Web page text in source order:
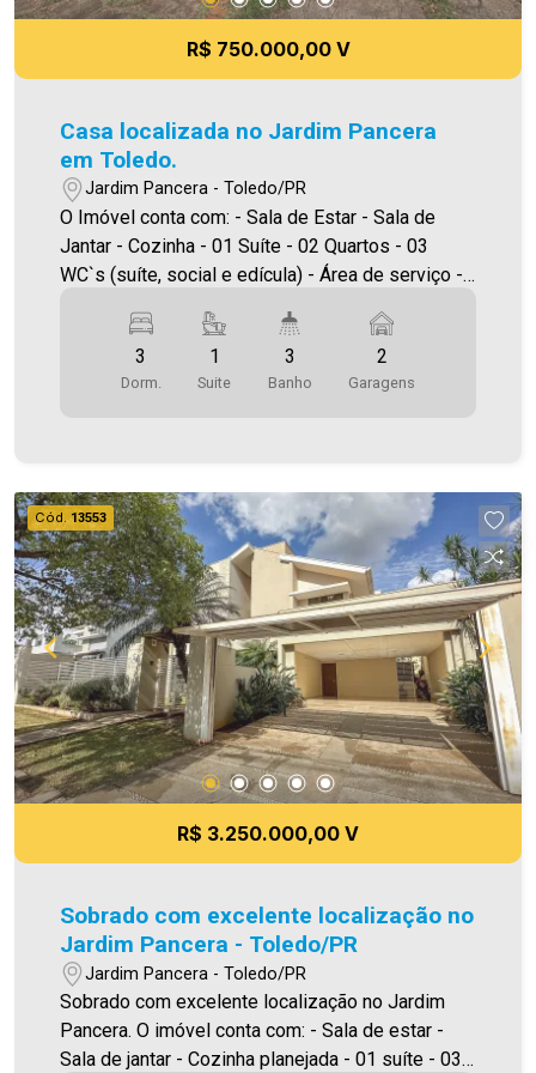
R$ 750.000,00 V
Casa localizada no Jardim Pancera
em Toledo.
Jardim Pancera - Toledo/PR
O Imóvel conta com: - Sala de Estar - Sala de
Jantar - Cozinha - 01 Suíte - 02 Quartos - 03
WC`s (suíte, social e edícula) - Área de serviço -
105,07 m² Área terreno 408,25m² A Imobiliária
Ativa possui hoje uma das maiores carteiras de
imóveis administrados da cidade, atuando com
informações aqui prestadas são verdadeiras,
todavia, reservamo-nos o direito de corrigir
qualquer erro de digitação e/ou ortografia, bem
como alteração dos preços e imagens. Fotos
meramente ilustrativas.
3
Dorm.
1
Suite
3
Banho
2
Garagens
Cód.13553
R$ 3.250.000,00 V
Sobrado com excelente localização no
Jardim Pancera - Toledo/PR
Jardim Pancera - Toledo/PR
Sobrado com excelente localização no Jardim
Pancera. O imóvel conta com: - Sala de estar -
Sala de jantar - Cozinha planejada - 01 suíte - 03